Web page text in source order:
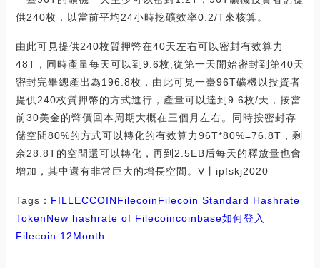
供240枚，以當前平均24小時挖礦效率0.2/T來核算。
由此可見提供240枚質押幣在40天左右可以密封有效算力
48T，同時產量每天可以到9.6枚,從第一天開始密封到第40天
密封完畢總產出為196.8枚，由此可見一臺96T礦機以投資者
提供240枚質押幣的方式進行，產量可以達到9.6枚/天，按當
前30美金的幣價回本周期大概在三個月左右。同時按密封存
儲空間80%的方式可以轉化的有效算力96T*80%=76.8T，剩
余28.8T的空間還可以轉化，再到2.5EB后每天的釋放量也會
增加，其中還有非常巨大的增長空間。V丨ipfskj2020
Tags： FIL LECCOINFilecoinFilecoin Standard Hashrate
TokenNew hashrate of Filecoincoinbase如何登入
Filecoin 12Month